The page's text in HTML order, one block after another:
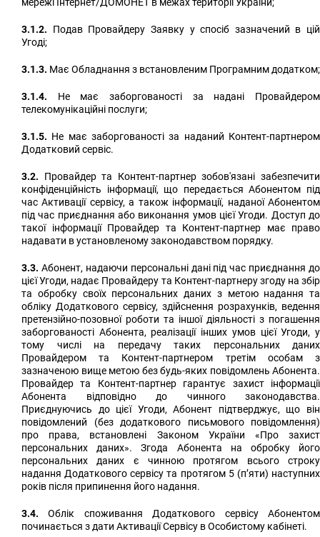
3.1.2. Подав Провайдеру Заявку у спосіб зазначений в цій
Угоді;
3.1.3. Має Обладнання з встановленим Програмним додатком;
3.1.4. Не має заборгованості за надані Провайдером
телекомунікаційні послуги;
3.1.5. Не має заборгованості за наданий Контент-партнером
Додатковий сервіс.
3.2. Провайдер та Контент-партнер зобов'язані забезпечити
конфіденційність інформації, що передається Абонентом під
час Активації сервісу, а також інформації, наданої Абонентом
під час приєднання або виконання умов цієї Угоди. Доступ до
такої інформації Провайдер та Контент-партнер має право
надавати в установленому законодавством порядку.
3.3. Абонент, надаючи персональні дані під час приєднання до
цієї Угоди, надає Провайдеру та Контент-партнеру згоду на збір
та обробку своїх персональних даних з метою надання та
обліку Додаткового сервісу, здійснення розрахунків, ведення
претензійно-позовної роботи та іншої діяльності з погашення
заборгованості Абонента, реалізації інших умов цієї Угоди, у
тому числі на передачу таких персональних даних
Провайдером та Контент-партнером третім особам з
зазначеною вище метою без будь-яких повідомлень Абонента.
Провайдер та Контент-партнер гарантує захист інформації
Абонента відповідно до чинного законодавства.
Приєднуючись до цієї Угоди, Абонент підтверджує, що він
повідомлений (без додаткового письмового повідомлення)
про права, встановлені Законом України «Про захист
персональних даних». Згода Абонента на обробку його
персональних даних є чинною протягом всього строку
надання Додаткового сервісу та протягом 5 (п’яти) наступних
років після припинення його надання.
3.4. Облік споживання Додаткового сервісу Абонентом
починається з дати Активації Сервісу в Особистому кабінеті.